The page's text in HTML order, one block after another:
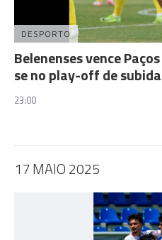
DESPORTO
Belenenses vence
se no play-off de
23:00
17 MAIO 2025